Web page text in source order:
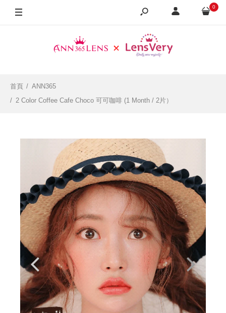
0.00
-1.50
-2.50
-2.75
-3.00
-3.50
0
首頁
ANN365
2 Color Coffee Cafe Choco 可可咖啡 (1 Month / 2片）